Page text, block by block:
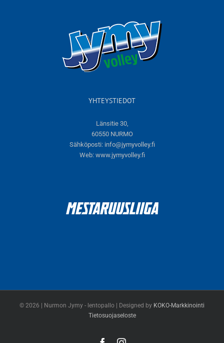
YHTEYSTIEDOT
Länsitie 30,
60550 NURMO
Sähköposti: info@jymyvolley.fi
Web: www.jymyvolley.fi
© 2026 | Nurmon Jymy - lentopallo | Designed by KOKO-Markkinointi
Tietosuojaseloste